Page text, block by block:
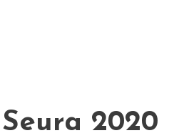
2020